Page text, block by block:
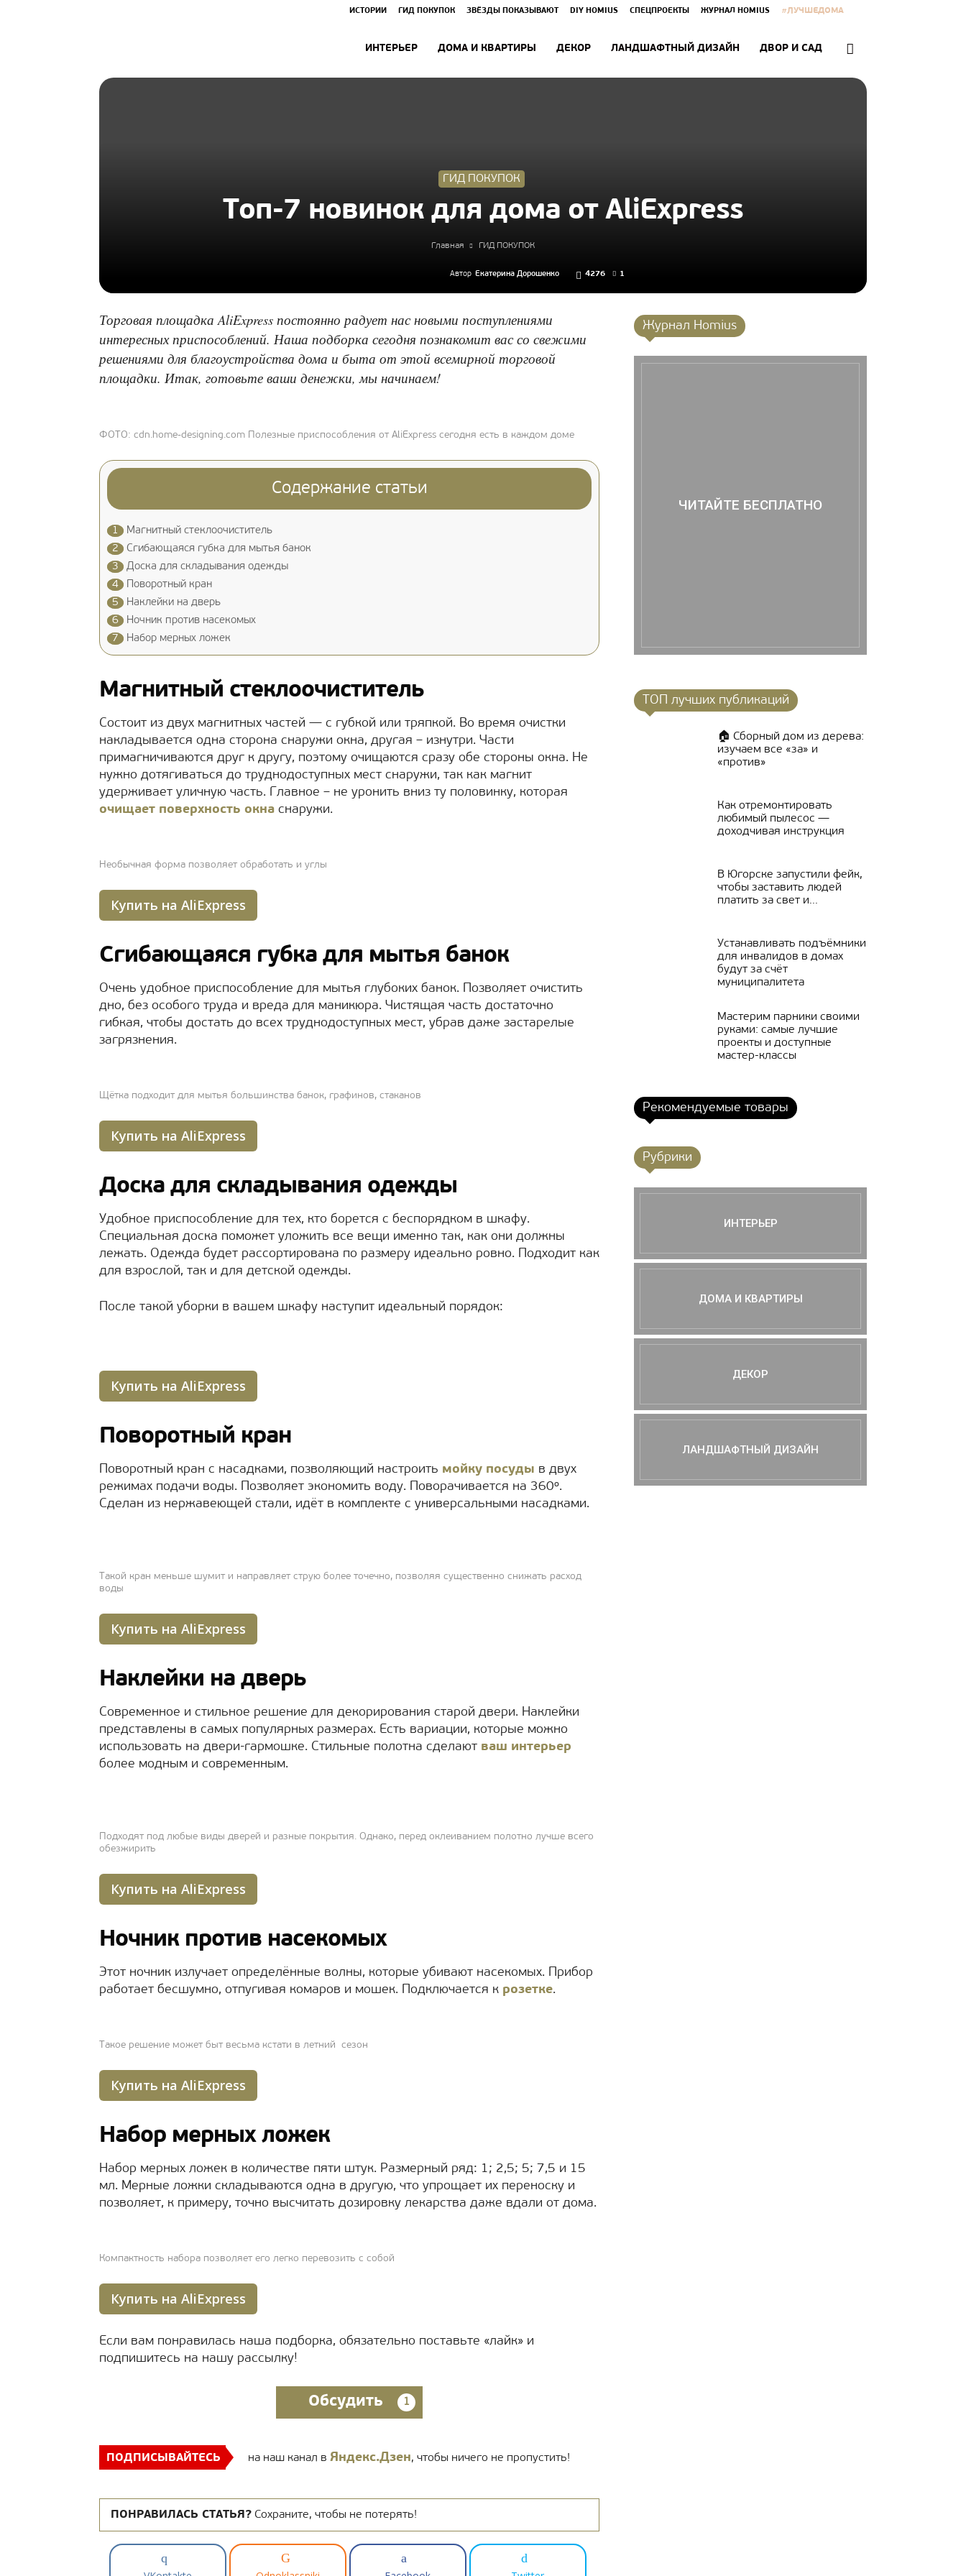
ИСТОРИИ ГИД ПОКУПОК ЗВЁЗДЫ ПОКАЗЫВАЮТ DIY HOMIUS СПЕЦПРОЕКТЫ ЖУРНАЛ HOMIUS #ЛУЧШЕДОМА
ИНТЕРЬЕР ДОМА И КВАРТИРЫ ДЕКОР ЛАНДШАФТНЫЙ ДИЗАЙН ДВОР И САД
ГИД ПОКУПОК
Топ-7 новинок для дома от AliExpress
Главная ГИД ПОКУПОК
Автор Екатерина Дорошенко 4276 1
Торговая площадка AliExpress постоянно радует нас новыми поступлениями
интересных приспособлений. Наша подборка сегодня познакомит вас со свежими
решениями для благоустройства дома и быта от этой всемирной торговой
площадки. Итак, готовьте ваши денежки, мы начинаем!
ФОТО: cdn.home-designing.com Полезные приспособления от AliExpress сегодня есть в каждом доме
Содержание статьи
1
Магнитный стеклоочиститель
2
Сгибающаяся губка для мытья банок
3
Доска для складывания одежды
4
Поворотный кран
5
Наклейки на дверь
6
Ночник против насекомых
7
Набор мерных ложек
Магнитный стеклоочиститель
Состоит из двух магнитных частей — с губкой или тряпкой. Во время очистки
накладывается одна сторона снаружи окна, другая – изнутри. Части
примагничиваются друг к другу, поэтому очищаются сразу обе стороны окна. Не
нужно дотягиваться до труднодоступных мест снаружи, так как магнит
удерживает уличную часть. Главное – не уронить вниз ту половинку, которая
очищает поверхность окна снаружи.
Необычная форма позволяет обработать и углы
Купить на AliExpress
Сгибающаяся губка для мытья банок
Очень удобное приспособление для мытья глубоких банок. Позволяет очистить
дно, без особого труда и вреда для маникюра. Чистящая часть достаточно
гибкая, чтобы достать до всех труднодоступных мест, убрав даже застарелые
загрязнения.
Щётка подходит для мытья большинства банок, графинов, стаканов
Купить на AliExpress
Доска для складывания одежды
Удобное приспособление для тех, кто борется с беспорядком в шкафу.
Специальная доска поможет уложить все вещи именно так, как они должны
лежать. Одежда будет рассортирована по размеру идеально ровно. Подходит как
для взрослой, так и для детской одежды.
После такой уборки в вашем шкафу наступит идеальный порядок:
Купить на AliExpress
Поворотный кран
Поворотный кран с насадками, позволяющий настроить мойку посуды в двух
режимах подачи воды. Позволяет экономить воду. Поворачивается на 360º.
Сделан из нержавеющей стали, идёт в комплекте с универсальными насадками.
Такой кран меньше шумит и направляет струю более точечно, позволяя существенно снижать расход
воды
Купить на AliExpress
Наклейки на дверь
Современное и стильное решение для декорирования старой двери. Наклейки
представлены в самых популярных размерах. Есть вариации, которые можно
использовать на двери-гармошке. Стильные полотна сделают ваш интерьер
более модным и современным.
Подходят под любые виды дверей и разные покрытия. Однако, перед оклеиванием полотно лучше всего
обезжирить
Купить на AliExpress
Ночник против насекомых
Этот ночник излучает определённые волны, которые убивают насекомых. Прибор
работает бесшумно, отпугивая комаров и мошек. Подключается к розетке.
Такое решение может быт весьма кстати в летний сезон
Купить на AliExpress
Набор мерных ложек
Набор мерных ложек в количестве пяти штук. Размерный ряд: 1; 2,5; 5; 7,5 и 15
мл. Мерные ложки складываются одна в другую, что упрощает их переноску и
позволяет, к примеру, точно высчитать дозировку лекарства даже вдали от дома.
Компактность набора позволяет его легко перевозить с собой
Купить на AliExpress
Если вам понравилась наша подборка, обязательно поставьте «лайк» и
подпишитесь на нашу рассылку!
Обсудить 1
ПОДПИСЫВАЙТЕСЬ на наш канал в Яндекс.Дзен, чтобы ничего не пропустить!
ПОНРАВИЛАСЬ СТАТЬЯ? Сохраните, чтобы не потерять!
Журнал Homius
ЧИТАЙТЕ БЕСПЛАТНО
ТОП лучших публикаций
🏠 Сборный дом из дерева:
изучаем все «за» и
«против»
Как отремонтировать
любимый пылесос —
доходчивая инструкция
В Югорске запустили фейк,
чтобы заставить людей
платить за свет и...
Устанавливать подъёмники
для инвалидов в домах
будут за счёт
муниципалитета
Мастерим парники своими
руками: самые лучшие
проекты и доступные
мастер-классы
Рекомендуемые товары
Рубрики
ИНТЕРЬЕР
ДОМА И КВАРТИРЫ
ДЕКОР
ЛАНДШАФТНЫЙ ДИЗАЙН